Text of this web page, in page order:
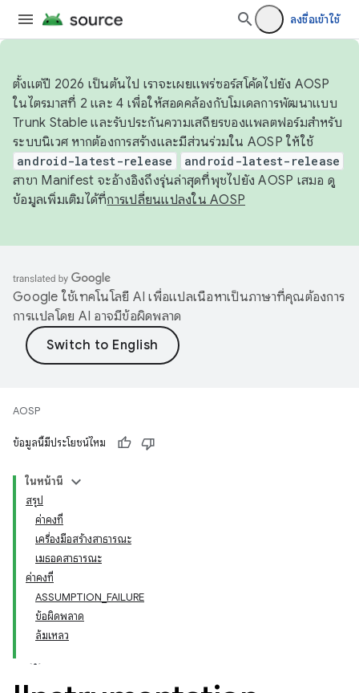
ลงชื่อเข้าใช้
ตั้งแต่ปี 2026 เป็นต้นไป เราจะเผยแพร่ซอร์สโค้ดไปยัง AOSP
ในไตรมาสที่ 2 และ 4 เพื่อให้สอดคล้องกับโมเดลการพัฒนาแบบ
Trunk Stable และรับประกันความเสถียรของแพลตฟอร์มสำหรับ
ระบบนิเวศ หากต้องการสร้างและมีส่วนร่วมใน AOSP ให้ใช้
android-latest-release android-latest-release
สาขา Manifest จะอ้างอิงถึงรุ่นล่าสุดที่พุชไปยัง AOSP เสมอ ดู
ข้อมูลเพิ่มเติมได้ที่การเปลี่ยนแปลงใน AOSP
Google ใช้เทคโนโลยี AI เพื่อแปลเนื้อหาเป็นภาษาที่คุณต้องการ
การแปลโดย AI อาจมีข้อผิดพลาด
AOSP
ข้อมูลนี้มีประโยชน์ไหม
ในหน้านี้
สรุป
ค่าคงที่
เครื่องมือสร้างสาธารณะ
เมธอดสาธารณะ
ค่าคงที่
ASSUMPTION_FAILURE
ข้อผิดพลาด
ล้มเหลว